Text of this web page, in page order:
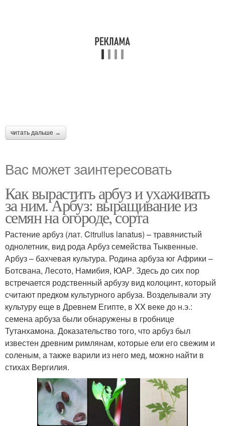
читать дальше →
Вас может заинтересовать
Как вырастить арбуз и ухаживать
за ним. Арбуз: выращивание из
семян на огороде, сорта
Растение арбуз (лат. Citrullus lanatus) – травянистый
однолетник, вид рода Арбуз семейства Тыквенные.
Арбуз – бахчевая культура. Родина арбуза юг Африки –
Ботсвана, Лесото, Намибия, ЮАР. Здесь до сих пор
встречается родственный арбузу вид колоцинт, который
считают предком культурного арбуза. Возделывали эту
культуру еще в Древнем Египте, в XX веке до н.э.:
семена арбуза были обнаружены в гробнице
Тутанхамона. Доказательство того, что арбуз был
известен древним римлянам, которые ели его свежим и
соленым, а также варили из него мед, можно найти в
стихах Вергилия.